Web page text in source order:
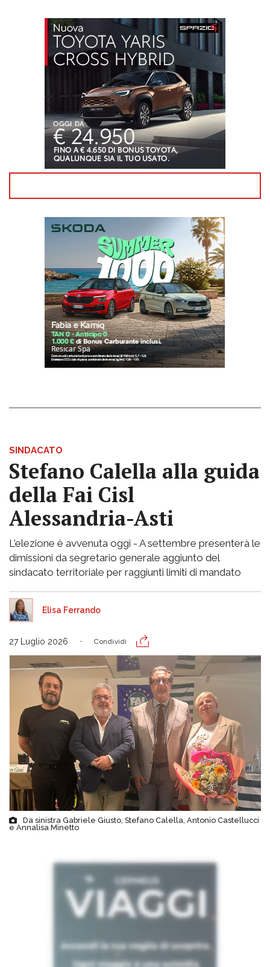
SINDACATO
Stefano Calella alla guida
della Fai Cisl
Alessandria-Asti
L'elezione è avvenuta oggi - A settembre presenterà le
dimissioni da segretario generale aggiunto del
sindacato territoriale per raggiunti limiti di mandato
Elisa Ferrando
27 Luglio 2026 Condividi
Da sinistra Gabriele Giusto, Stefano Calella, Antonio Castellucci
e Annalisa Minetto